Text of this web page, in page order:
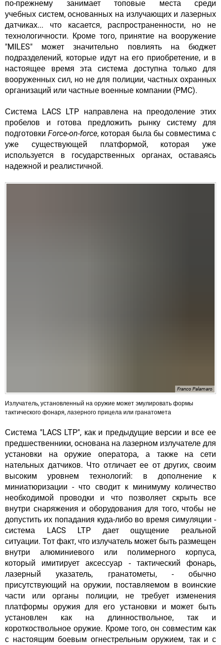
по-прежнему занимает топовые места среди
учебных систем, основанных на излучающих и лазерных
датчиках... что касается, распространенности, но не
технологичности. Кроме того, принятие на вооружение
"MILES" может значительно повлиять на бюджет
подразделений, которые идут на его приобретение, и в
настоящее время эта система доступна только для
вооруженных сил, но не для полиции, частных охранных
организаций или частные военные компании (PMC).
Система LACS LTP направлена ​​на преодоление этих
пробелов и готова предложить рынку систему для
подготовкиForce-on-force, которая была бы совместима с
уже существующей платформой, которая уже
используется в государственных органах, оставаясь
надежной и реалистичной.
Franco Palamaro
Излучатель, установленный на оружие может эмулировать формы
тактического фонаря, лазерного прицела или гранатомета
Система "LACS LTP", как и предыдущие версии и все ее
предшественники, основана на лазерном излучателе для
установки на оружие оператора, а также на сети
нательных датчиков. Что отличает ее от других, своим
высоким уровнем технологий: в дополнение к
миниатюризации - что сводит к минимуму количество
необходимой проводки и что позволяет скрыть все
внутри снаряжения и оборудования для того, чтобы не
допустить их попадания куда-либо во время симуляции -
система LACS LTP дает ощущение реальной
ситуации. Тот факт, что излучатель может быть размещен
внутри алюминиевого или полимерного корпуса,
который имитирует аксессуар - тактический фонарь,
лазерный указатель, гранатометы, - обычно
присутствующий на оружии, поставляемом в воинские
части или органы полиции, не требует изменения
платформы оружия для его установки и может быть
установлен как на длинноствольное, так и
короткоствольное оружие. Кроме того, он совместим как
с настоящим боевым огнестрельным оружием, так и с